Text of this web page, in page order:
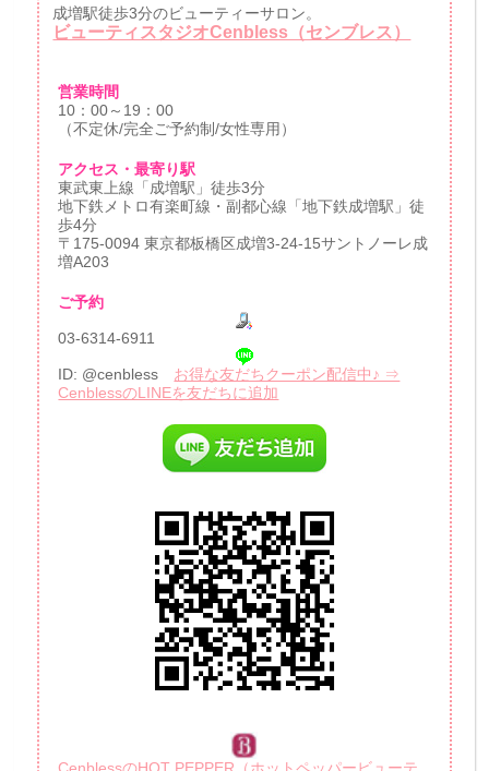
成増駅徒歩3分のビューティーサロン。
ビューティスタジオCenbless（センブレス）
営業時間
10：00～19：00
（不定休/完全ご予約制/女性専用）
アクセス・最寄り駅
東武東上線「成増駅」徒歩3分
地下鉄メトロ有楽町線・副都心線「地下鉄成増駅」徒
歩4分
〒175-0094 東京都板橋区成増3-24-15サントノーレ成
増A203
ご予約
03-6314-6911
ID: @cenbless お得な友だちクーポン配信中♪ ⇒
CenblessのLINEを友だちに追加